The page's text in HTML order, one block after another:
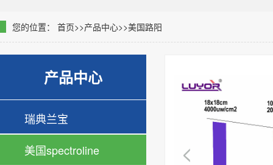
您的位置： 首页>>产品中心>>美国路阳
产品中心
瑞典兰宝
美国spectroline